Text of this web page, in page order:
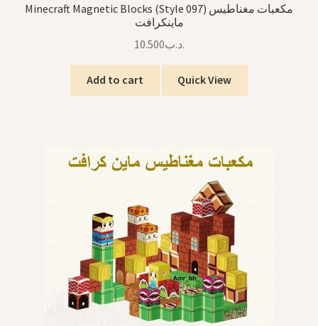
Minecraft Magnetic Blocks (Style 097) مكعبات مغناطيس
ماينكرافت
.د.ب10.500
Add to cart Quick View